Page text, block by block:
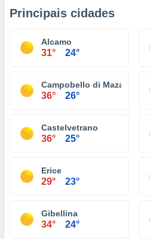
Principais cidades
Alcamo
31° 24°
Campobello di Mazara
36° 26°
Castelvetrano
36° 25°
Erice
29° 23°
Gibellina
34° 24°